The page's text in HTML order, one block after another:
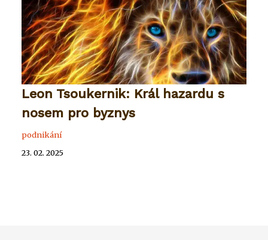
Leon Tsoukernik: Král hazardu s
nosem pro byznys
podnikání
23. 02. 2025